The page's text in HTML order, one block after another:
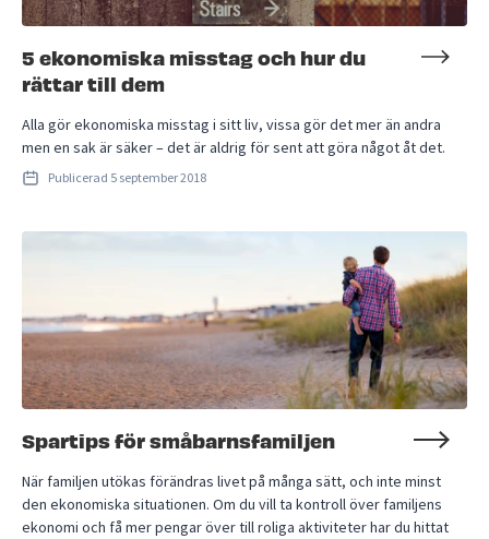
5 ekonomiska misstag och hur du
rättar till dem
Alla gör ekonomiska misstag i sitt liv, vissa gör det mer än andra
men en sak är säker – det är aldrig för sent att göra något åt det.
Publicerad 5 september 2018
Spartips för småbarnsfamiljen
När familjen utökas förändras livet på många sätt, och inte minst
den ekonomiska situationen. Om du vill ta kontroll över familjens
ekonomi och få mer pengar över till roliga aktiviteter har du hittat